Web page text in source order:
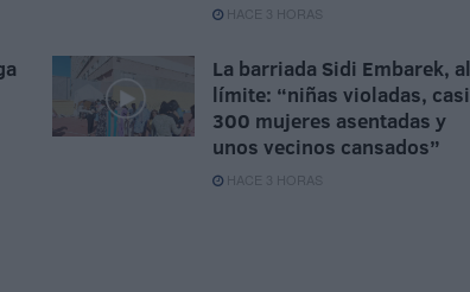
HACE 3 HORAS
La barriada Sidi Embarek, al
límite: “niñas violadas, casi
300 mujeres asentadas y
unos vecinos cansados”
HACE 3 HORAS